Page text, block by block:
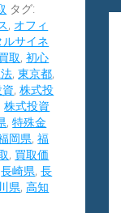
タグ:
, オフィ
サイネ
取,初心
,東京都,
,株式投
,株式投資
,特殊金
岡県,福
, 買取価
長崎県,長
県,高知